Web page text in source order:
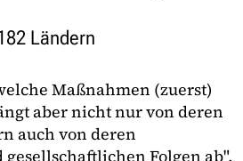
Ländern
Maßnahmen (zuerst)
aber nicht nur von deren
auch von deren
Folgen ab",